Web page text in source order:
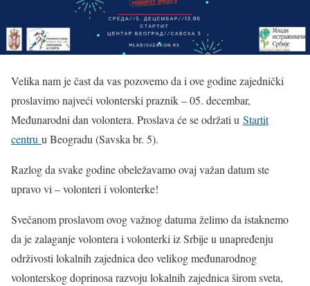
Velika nam je čast da vas pozovemo da i ove godine zajednički
proslavimo najveći volonterski praznik – 05. decembar,
Međunarodni dan volontera. Proslava će se održati u Startit
centru u Beogradu (Savska br. 5).
Razlog da svake godine obeležavamo ovaj važan datum ste
upravo vi – volonteri i volonterke!
Svečanom proslavom ovog važnog datuma želimo da istaknemo
da je zalaganje volontera i volonterki iz Srbije u unapređenju
održivosti lokalnih zajednica deo velikog međunarodnog
volonterskog doprinosa razvoju lokalnih zajednica širom sveta,